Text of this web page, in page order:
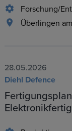
Forschung/
Überlingen
28.05.2026
Diehl Defence